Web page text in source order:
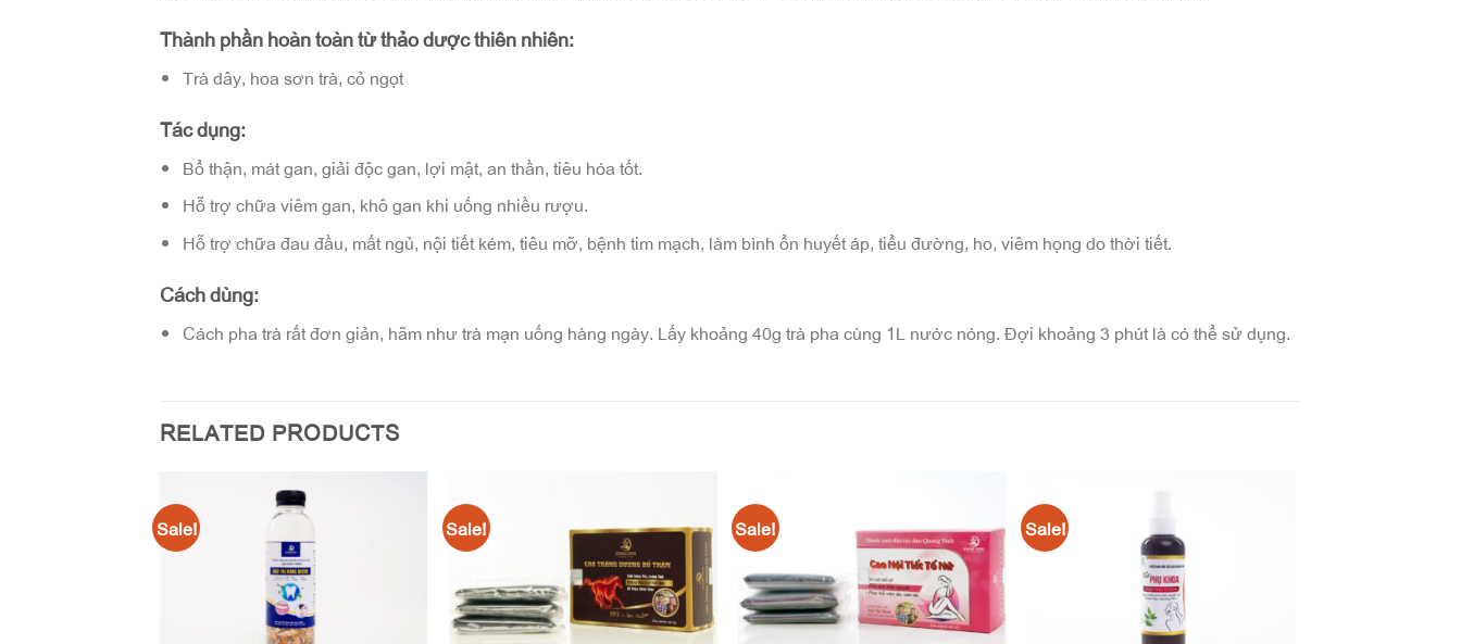
Thành phần hoàn toàn từ thảo dược thiên nhiên:
Trà dây, hoa sơn trà, cỏ ngọt
Tác dụng:
Bổ thận, mát gan, giải độc gan, lợi mật, an thần, tiêu hóa tốt.
Hỗ trợ chữa viêm gan, khô gan khi uống nhiều rượu.
Hỗ trợ chữa đau đầu, mất ngủ, nội tiết kém, tiêu mỡ, bệnh tim mạch, làm bình ổn huyết áp, tiểu đường, ho, viêm họng do thời tiết.
Cách dùng:
Cách pha trà rất đơn giản, hãm như trà mạn uống hàng ngày. Lấy khoảng 40g trà pha cùng 1L nước nóng. Đợi khoảng 3 phút là có thể sử dụng.
RELATED PRODUCTS
Sale! Sale! Sale! Sale!